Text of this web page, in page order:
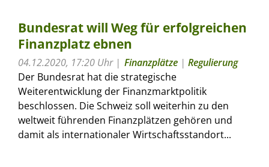
Bundesrat will Weg für erfolgreichen
Finanzplatz ebnen
04.12.2020, 17:20 Uhr Finanzplätze | Regulierung
Der Bundesrat hat die strategische
Weiterentwicklung der Finanzmarktpolitik
beschlossen. Die Schweiz soll weiterhin zu den
weltweit führenden Finanzplätzen gehören und
damit als internationaler Wirtschaftsstandort...